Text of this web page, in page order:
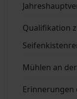
Qualifikation
Mühlen an
Erinnerungen